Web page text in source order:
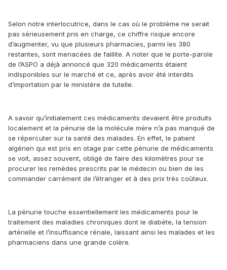
Selon notre interlocutrice, dans le cas où le problème ne serait
pas sérieusement pris en charge, ce chiffre risque encore
d’augmenter, vu que plusieurs pharmacies, parmi les 380
restantes, sont menacées de faillite. A noter que le porte-parole
de l’ASPO a déjà annoncé que 320 médicaments étaient
indisponibles sur le marché et ce, après avoir été interdits
d’importation par le ministère de tutelle.
A savoir qu’initialement ces médicaments devaient être produits
localement et la pénurie de la molécule mère n’a pas manqué de
se répercuter sur la santé des malades. En effet, le patient
algérien qui est pris en otage par cette pénurie de médicaments
se voit, assez souvent, obligé de faire des kilomètres pour se
procurer les remèdes prescrits par le médecin ou bien de les
commander carrément de l’étranger et à des prix très coûteux.
La pénurie touche essentiellement les médicaments pour le
traitement des maladies chroniques dont le diabète, la tension
artérielle et l’insuffisance rénale, laissant ainsi les malades et les
pharmaciens dans une grande colère.